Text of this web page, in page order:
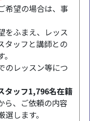
希望の場合は、事
をふまえ、レッス
タッフと講師との
のレッスン等につ
タッフ1,796名在籍
ら、ご依頼の内容
します。